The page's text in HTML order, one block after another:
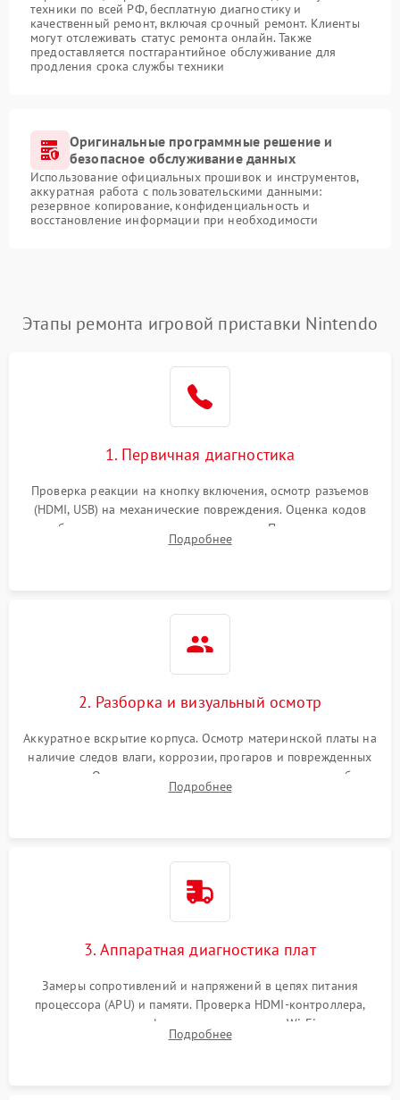
техники по всей РФ, бесплатную диагностику и
качественный ремонт, включая срочный ремонт. Клиенты
могут отслеживать статус ремонта онлайн. Также
предоставляется постгарантийное обслуживание для
продления срока службы техники
Оригинальные программные решение и
безопасное обслуживание данных
Использование официальных прошивок и инструментов,
аккуратная работа с пользовательскими данными:
резервное копирование, конфиденциальность и
восстановление информации при необходимости
Этапы ремонта игровой приставки Nintendo
1. Первичная диагностика
Проверка реакции на кнопку включения, осмотр разъемов
(HDMI, USB) на механические повреждения. Оценка кодов
ошибок на экране или по индикаторам. Проверка чтения
дисков, работы геймпадов и наличия гарантийных пломб.
Подробнее
2. Разборка и визуальный осмотр
Аккуратное вскрытие корпуса. Осмотр материнской платы на
наличие следов влаги, коррозии, прогаров и поврежденных
элементов. Оценка состояния системы охлаждения, турбины
кулера и степени загрязнения радиатора пылью.
Подробнее
3. Аппаратная диагностика плат
Замеры сопротивлений и напряжений в цепях питания
процессора (APU) и памяти. Проверка HDMI-контроллера,
микросхем флеш-памяти и модуля Wi-Fi
Подробнее